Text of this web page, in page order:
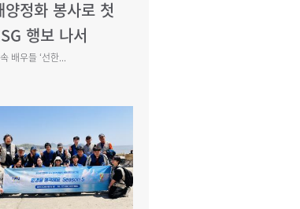
양정화 봉사로 첫
행보 나서
배우들 ‘선한...